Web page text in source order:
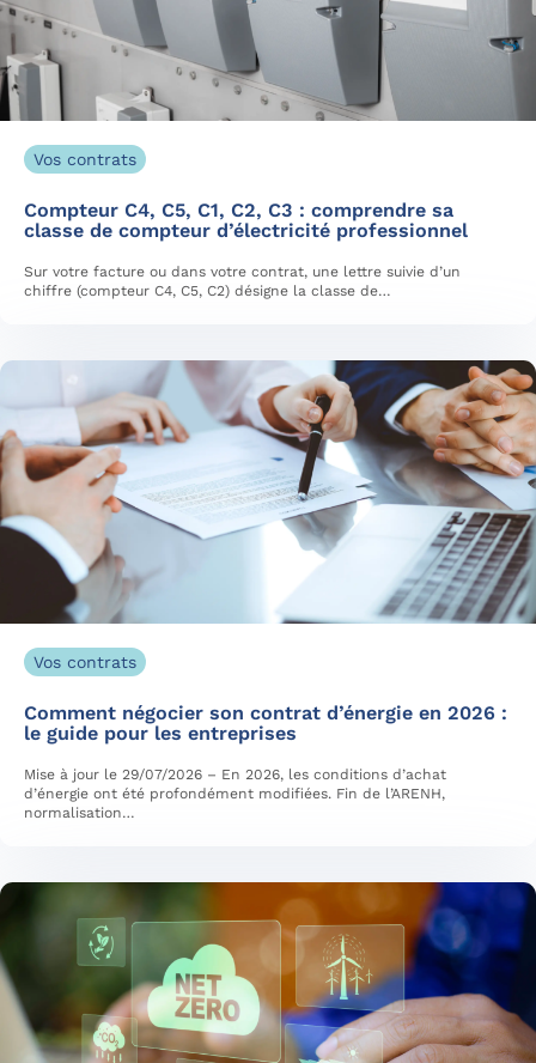
Vos contrats
Compteur C4, C5, C1, C2, C3 : comprendre sa
classe de compteur d’électricité professionnel
Sur votre facture ou dans votre contrat, une lettre suivie d’un
chiffre (compteur C4, C5, C2) désigne la classe de…
Vos contrats
Comment négocier son contrat d’énergie en 2026 :
le guide pour les entreprises
Mise à jour le 29/07/2026 – En 2026, les conditions d’achat
d’énergie ont été profondément modifiées. Fin de l’ARENH,
normalisation…